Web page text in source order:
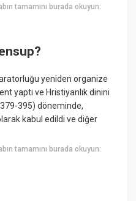
tamamını burada okuyun:
yeniden organize
yaptı ve Hristiyanlık dinini
379-395) döneminde,
kabul edildi ve diğer
tamamını burada okuyun: